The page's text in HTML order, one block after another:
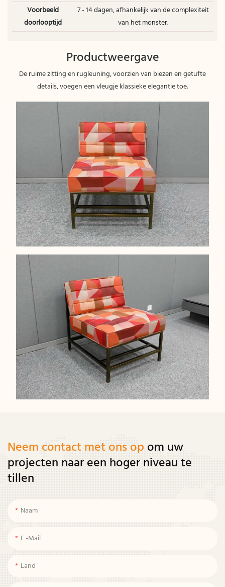
Voorbeeld
doorlooptijd
7 - 14 dagen, afhankelijk van de complexiteit
van het monster.
Productweergave
De ruime zitting en rugleuning, voorzien van biezen en getufte
details, voegen een vleugje klassieke elegantie toe.
Neem contact met ons op om uw
projecten naar een hoger niveau te
tillen
Naam
E -mail
Land